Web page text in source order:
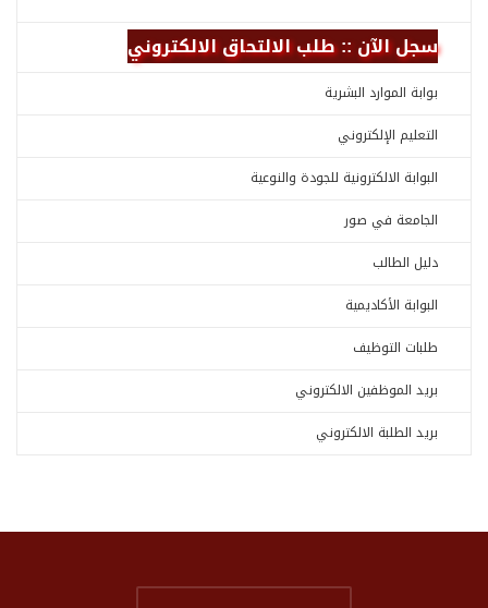
سجل الآن :: طلب الالتحاق الالكتروني
بوابة الموارد البشرية
التعليم الإلكتروني
البوابة الالكترونية للجودة والنوعية
الجامعة في صور
دليل الطالب
البوابة الأكاديمية
طلبات التوظيف
بريد الموظفين الالكتروني
بريد الطلبة الالكتروني